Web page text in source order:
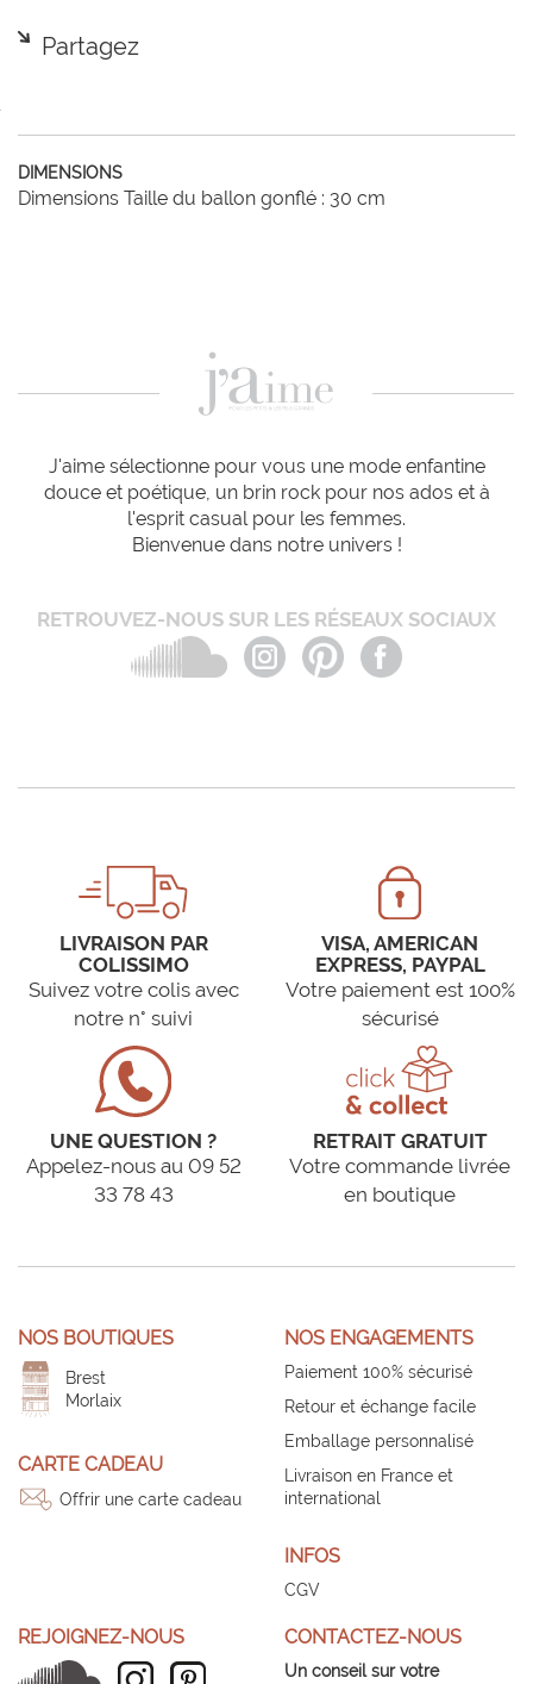
Partagez
DIMENSIONS
Dimensions Taille du ballon gonflé : 30 cm
J'aime sélectionne pour vous une mode enfantine
douce et poétique, un brin rock pour nos ados et à
l'esprit casual pour les femmes.
Bienvenue dans notre univers !
RETROUVEZ-NOUS SUR LES RÉSEAUX SOCIAUX
LIVRAISON PAR
COLISSIMO
Suivez votre colis avec
notre n° suivi
VISA, AMERICAN
EXPRESS, PAYPAL
Votre paiement est 100%
sécurisé
UNE QUESTION ?
Appelez-nous au 09 52
33 78 43
RETRAIT GRATUIT
Votre commande livrée
en boutique
NOS BOUTIQUES
Brest
Morlaix
CARTE CADEAU
Offrir une carte cadeau
NOS ENGAGEMENTS
Paiement 100% sécurisé
Retour et échange facile
Emballage personnalisé
Livraison en France et
international
INFOS
CGV
REJOIGNEZ-NOUS CONTACTEZ-NOUS
Un conseil sur votre